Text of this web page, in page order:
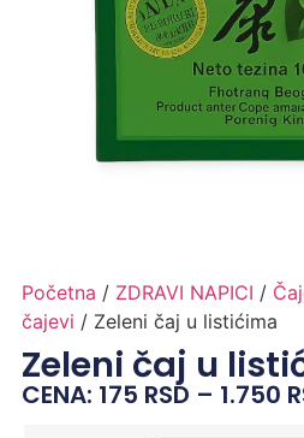
Početna / ZDRAVI NAPICI /
čajevi / Zeleni čaj u listićima
Zeleni čaj u
CENA: 175 RSD – 1.750